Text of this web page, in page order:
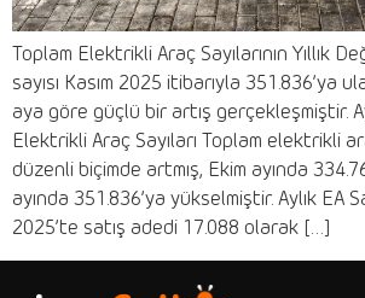
Toplam Elektrikli Araç Sayılarının Yıllık
sayısı Kasım 2025 itibarıyla 351.836’ya
aya göre güçlü bir artış gerçekleşmiştir.
Elektrikli Araç Sayıları Toplam elektrikli
düzenli biçimde artmış, Ekim ayında
ayında 351.836’ya yükselmiştir. Aylık EA
2025’te satış adedi 17.088 olarak […]